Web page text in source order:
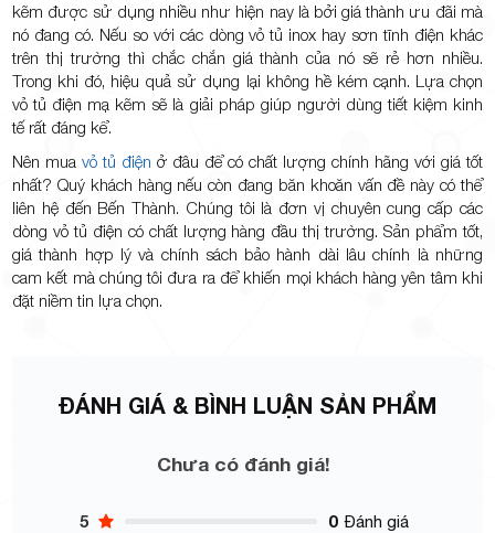
kẽm được sử dụng nhiều như hiện nay là bởi giá thành ưu đãi mà
nó đang có. Nếu so với các dòng vỏ tủ inox hay sơn tĩnh điện khác
trên thị trường thì chắc chắn giá thành của nó sẽ rẻ hơn nhiều.
Trong khi đó, hiệu quả sử dụng lại không hề kém cạnh. Lựa chọn
vỏ tủ điện mạ kẽm sẽ là giải pháp giúp người dùng tiết kiệm kinh
tế rất đáng kể.
Nên muavỏ tủ điện ở đâu để có chất lượng chính hãng với giá tốt
nhất? Quý khách hàng nếu còn đang băn khoăn vấn đề này có thể
liên hệ đến Bến Thành. Chúng tôi là đơn vị chuyên cung cấp các
dòng vỏ tủ điện có chất lượng hàng đầu thị trường. Sản phẩm tốt,
giá thành hợp lý và chính sách bảo hành dài lâu chính là những
cam kết mà chúng tôi đưa ra để khiến mọi khách hàng yên tâm khi
đặt niềm tin lựa chọn.
ĐÁNH GIÁ & BÌNH LUẬN SẢN PHẨM
Chưa có đánh giá!
5 0 Đánh giá